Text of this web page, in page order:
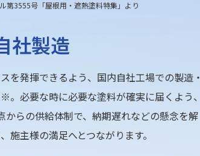
第3555号「屋根用・遮熱塗料特集」より
社製造
を発揮できるよう、国内自社工場での製造・
。必要な時に必要な塗料が確実に届くよう、
からの供給体制で、納期遅れなどの懸念を解
施主様の満足へとつながります。